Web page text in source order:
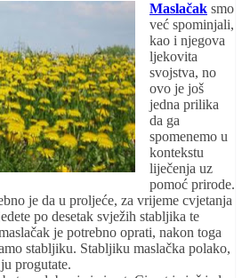
Maslačak smo
već spominjali,
kao i njegova
ljekovita
svojstva, no
ovo je još
jedna prilika
da ga
spomenemo u
kontekstu
liječenja uz
pomoć prirode.
je da u proljeće, za vrijeme cvjetanja
po desetak svježih stabljika te
je potrebno oprati, nakon toga
stabljiku. Stabljiku maslačka polako,
progutate.